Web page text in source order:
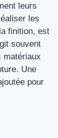
leurs
les
finition, est
souvent
matériaux
Une
pour